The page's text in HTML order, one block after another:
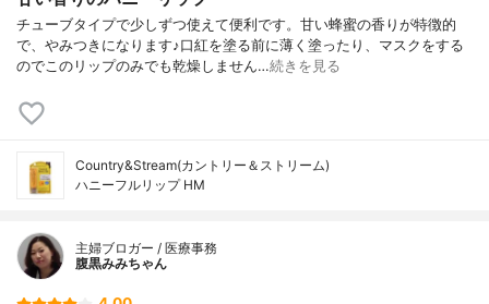
チューブタイプで少しずつ使えて便利です。甘い蜂蜜の香りが特徴的
で、やみつきになります♪口紅を塗る前に薄く塗ったり、マスクをする
のでこのリップのみでも乾燥しません…続きを見る
Country&Stream(カントリー＆ストリーム)
ハニーフルリップ HM
主婦ブロガー / 医療事務
腹黒みみちゃん